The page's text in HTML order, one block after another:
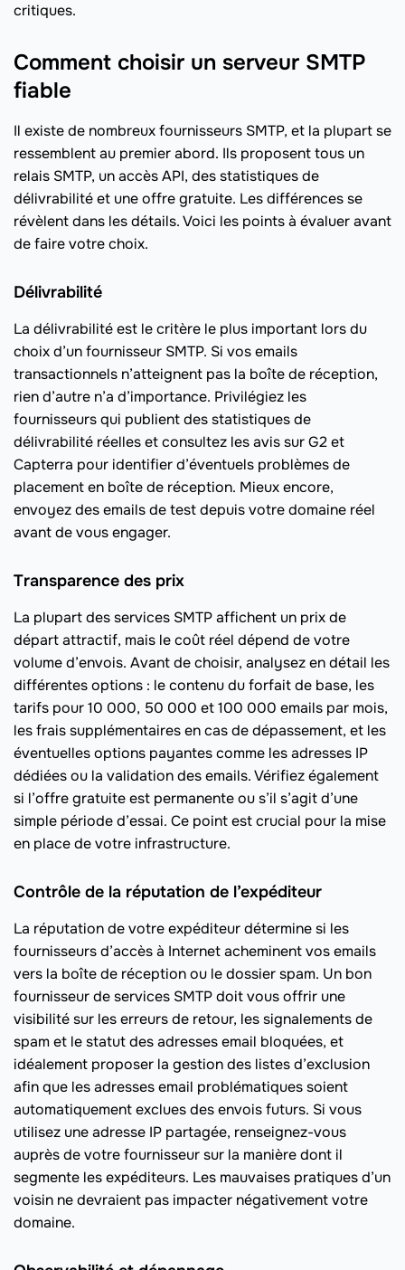
critiques.
Comment choisir un serveur SMTP
fiable
Il existe de nombreux fournisseurs SMTP, et la plupart se
ressemblent au premier abord. Ils proposent tous un
relais SMTP, un accès API, des statistiques de
délivrabilité et une offre gratuite. Les différences se
révèlent dans les détails. Voici les points à évaluer avant
de faire votre choix.
Délivrabilité
La délivrabilité est le critère le plus important lors du
choix d’un fournisseur SMTP. Si vos emails
transactionnels n’atteignent pas la boîte de réception,
rien d’autre n’a d’importance. Privilégiez les
fournisseurs qui publient des statistiques de
délivrabilité réelles et consultez les avis sur G2 et
Capterra pour identifier d’éventuels problèmes de
placement en boîte de réception. Mieux encore,
envoyez des emails de test depuis votre domaine réel
avant de vous engager.
Transparence des prix
La plupart des services SMTP affichent un prix de
départ attractif, mais le coût réel dépend de votre
volume d’envois. Avant de choisir, analysez en détail les
différentes options : le contenu du forfait de base, les
tarifs pour 10 000, 50 000 et 100 000 emails par mois,
les frais supplémentaires en cas de dépassement, et les
éventuelles options payantes comme les adresses IP
dédiées ou la validation des emails. Vérifiez également
si l’offre gratuite est permanente ou s’il s’agit d’une
simple période d’essai. Ce point est crucial pour la mise
en place de votre infrastructure.
Contrôle de la réputation de l’expéditeur
La réputation de votre expéditeur détermine si les
fournisseurs d’accès à Internet acheminent vos emails
vers la boîte de réception ou le dossier spam. Un bon
fournisseur de services SMTP doit vous offrir une
visibilité sur les erreurs de retour, les signalements de
spam et le statut des adresses email bloquées, et
idéalement proposer la gestion des listes d’exclusion
afin que les adresses email problématiques soient
automatiquement exclues des envois futurs. Si vous
utilisez une adresse IP partagée, renseignez-vous
auprès de votre fournisseur sur la manière dont il
segmente les expéditeurs. Les mauvaises pratiques d’un
voisin ne devraient pas impacter négativement votre
domaine.